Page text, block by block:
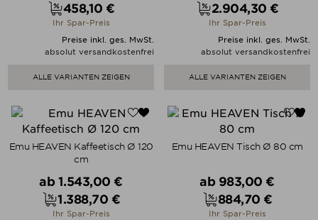
Preis
458,10 €
Ihr Spar-Preis
Preise inkl. ges. MwSt.
absolut versandkostenfrei
ALLE VARIANTEN ZEIGEN
Preis
2.904,30 €
Ihr Spar-Preis
Preise inkl. ges. MwSt.
absolut versandkostenfrei
ALLE VARIANTEN ZEIGEN
Emu HEAVEN Kaffeetisch Ø 120
cm
Verkaufspreis
ab 1.543,00 €
Preis
1.388,70 €
Ihr Spar-Preis
Emu HEAVEN Tisch Ø 80 cm
Verkaufspreis
ab 983,00 €
Preis
884,70 €
Ihr Spar-Preis